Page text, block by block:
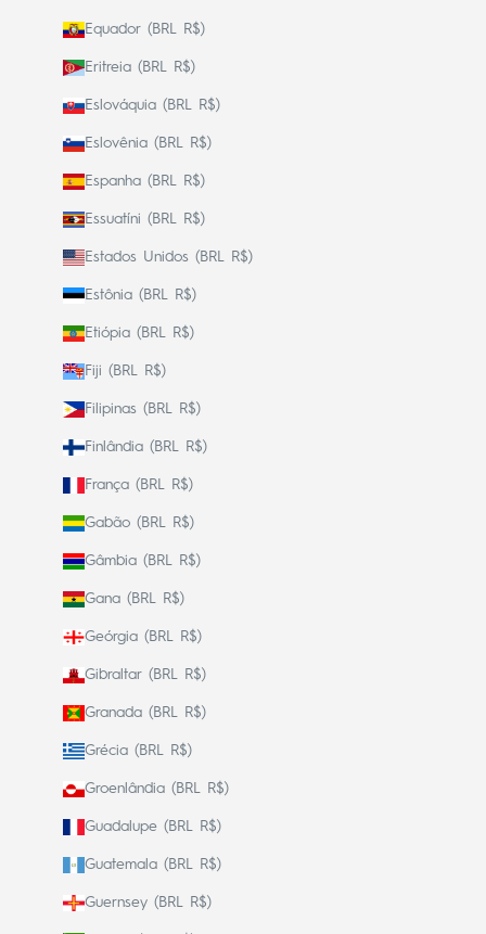
Equador (BRL R$)
Eritreia (BRL R$)
Eslováquia (BRL R$)
Eslovênia (BRL R$)
Espanha (BRL R$)
Essuatíni (BRL R$)
Estados Unidos (BRL R$)
Estônia (BRL R$)
Etiópia (BRL R$)
Fiji (BRL R$)
Filipinas (BRL R$)
Finlândia (BRL R$)
França (BRL R$)
Gabão (BRL R$)
Gâmbia (BRL R$)
Gana (BRL R$)
Geórgia (BRL R$)
Gibraltar (BRL R$)
Granada (BRL R$)
Grécia (BRL R$)
Groenlândia (BRL R$)
Guadalupe (BRL R$)
Guatemala (BRL R$)
Guernsey (BRL R$)